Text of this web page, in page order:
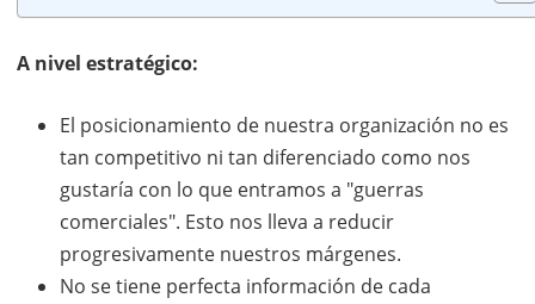
A nivel estratégico:
El posicionamiento de nuestra organización no es
tan competitivo ni tan diferenciado como nos
gustaría con lo que entramos a "guerras
comerciales". Esto nos lleva a reducir
progresivamente nuestros márgenes.
No se tiene perfecta información de cada